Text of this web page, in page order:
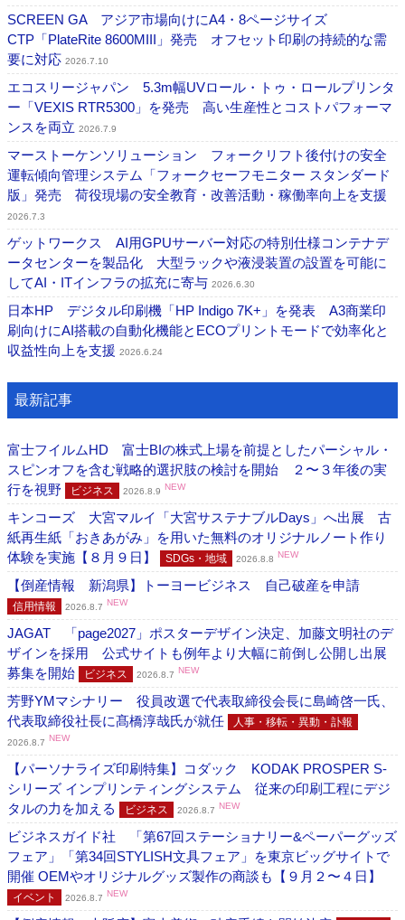
SCREEN GA アジア市場向けにA4・8ページサイズ
CTP「PlateRite 8600MIII」発売 オフセット印刷の持続的な需
要に対応 2026.7.10
エコスリージャパン 5.3m幅UVロール・トゥ・ロールプリンタ
ー「VEXIS RTR5300」を発売 高い生産性とコストパフォーマ
ンスを両立 2026.7.9
マーストーケンソリューション フォークリフト後付けの安全
運転傾向管理システム「フォークセーフモニター スタンダード
版」発売 荷役現場の安全教育・改善活動・稼働率向上を支援
2026.7.3
ゲットワークス AI用GPUサーバー対応の特別仕様コンテナデ
ータセンターを製品化 大型ラックや液浸装置の設置を可能に
してAI・ITインフラの拡充に寄与 2026.6.30
日本HP デジタル印刷機「HP Indigo 7K+」を発表 A3商業印
刷向けにAI搭載の自動化機能とECOプリントモードで効率化と
収益性向上を支援 2026.6.24
最新記事
富士フイルムHD 富士BIの株式上場を前提としたパーシャル・
スピンオフを含む戦略的選択肢の検討を開始 ２〜３年後の実
行を視野
ビジネス 2026.8.9 NEW
キンコーズ 大宮マルイ「大宮サステナブルDays」へ出展 古
紙再生紙「おきあがみ」を用いた無料のオリジナルノート作り
体験を実施【８月９日】
SDGs・地域 2026.8.8 NEW
【倒産情報 新潟県】トーヨービジネス 自己破産を申請
信用情報 2026.8.7 NEW
JAGAT 「page2027」ポスターデザイン決定、加藤文明社のデ
ザインを採用 公式サイトも例年より大幅に前倒し公開し出展
募集を開始
ビジネス 2026.8.7 NEW
芳野YMマシナリー 役員改選で代表取締役会長に島崎啓一氏、
代表取締役社長に髙橋淳哉氏が就任
人事・移転・異動・訃報
2026.8.7 NEW
【パーソナライズ印刷特集】コダック KODAK PROSPER S-
シリーズ インプリンティングシステム 従来の印刷工程にデジ
タルの力を加える
ビジネス 2026.8.7 NEW
ビジネスガイド社 「第67回ステーショナリー&ペーパーグッズ
フェア」「第34回STYLISH文具フェア」を東京ビッグサイトで
開催 OEMやオリジナルグッズ製作の商談も【９月２〜４日】
イベント 2026.8.7 NEW